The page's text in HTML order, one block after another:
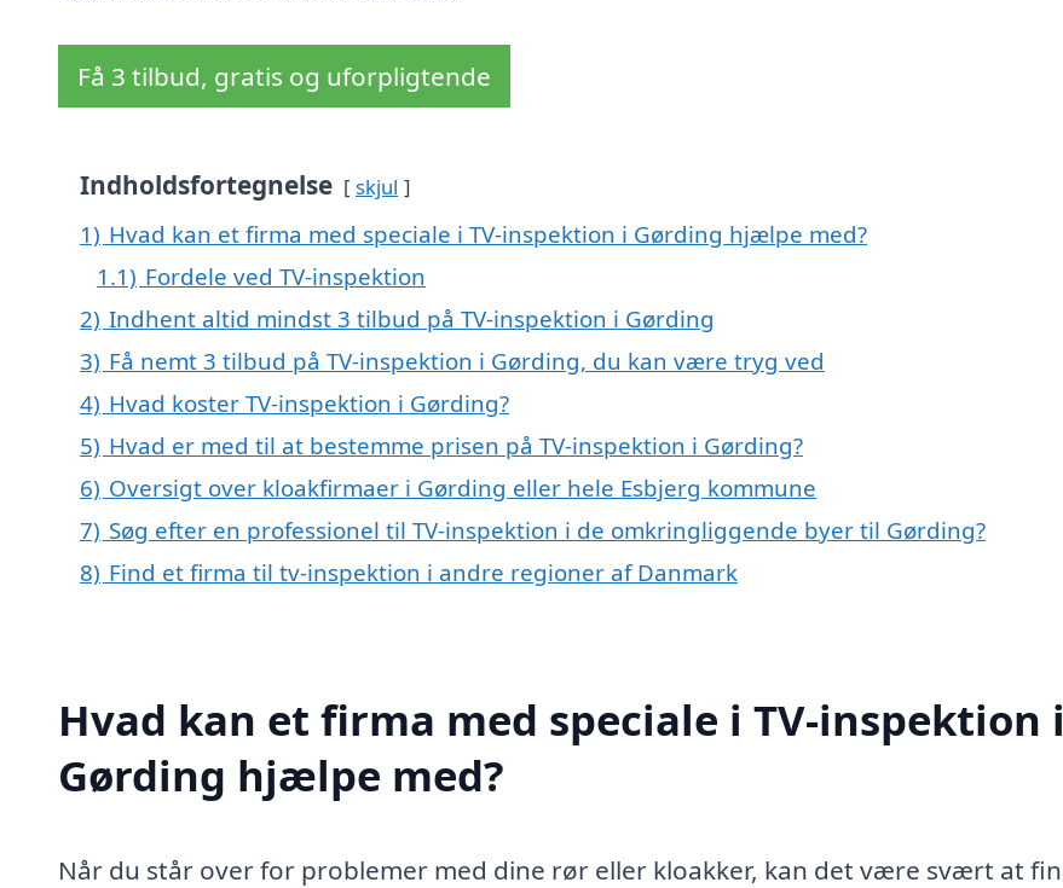
Få 3 tilbud, gratis og uforpligtende
Indholdsfortegnelse skjul
1) Hvad kan et firma med speciale i TV-inspektion i Gørding hjælpe med?
1.1) Fordele ved TV-inspektion
2) Indhent altid mindst 3 tilbud på TV-inspektion i Gørding
3) Få nemt 3 tilbud på TV-inspektion i Gørding, du kan være tryg ved
4) Hvad koster TV-inspektion i Gørding?
5) Hvad er med til at bestemme prisen på TV-inspektion i Gørding?
6) Oversigt over kloakfirmaer i Gørding eller hele Esbjerg kommune
7) Søg efter en professionel til TV-inspektion i de omkringliggende byer til Gørding?
8) Find et firma til tv-inspektion i andre regioner af Danmark
Hvad kan et firma med speciale i TV-inspektion i
Gørding hjælpe med?
Når du står over for problemer med dine rør eller kloakker, kan det være svært at